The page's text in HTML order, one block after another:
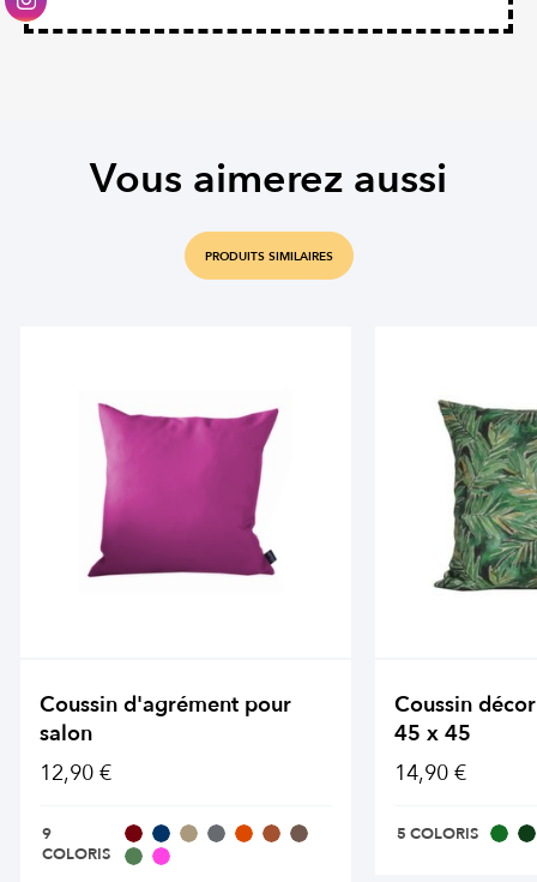
Vous aimerez aussi
PRODUITS SIMILAIRES
Coussin d'agrément pour
salon
12,90 €
9
COLORIS
Coussin
45 x 45
14,90 €
5 COLORIS